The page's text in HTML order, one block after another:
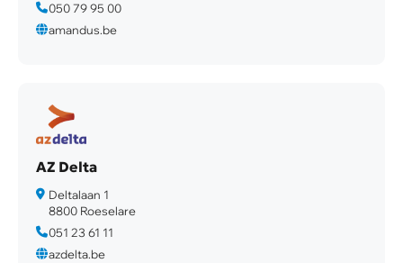
050 79 95 00
amandus.be
AZ Delta
Deltalaan 1
8800 Roeselare
051 23 61 11
azdelta.be